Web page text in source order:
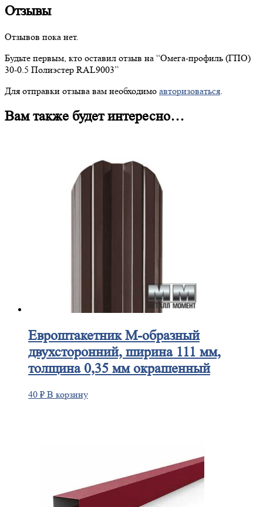
Отзывы
Отзывов пока нет.
Будьте первым, кто оставил отзыв на “Омега-профиль (ГПО)
30-0.5 Полиэстер RAL9003”
Для отправки отзыва вам необходимо авторизоваться
Вам также будет интересно…
ЕвроштакетникМ-образный
двухсторонний, ширина 111 мм,
толщина 0,35 мм окрашенный
40 ₽ В корзину